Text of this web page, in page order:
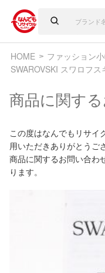
HOME
ファッション
SWAROVSKI スワロフ
商品に関す
この度はなんでもリサイ
用いただきありがとうご
商品に関するお問い合わ
ります。